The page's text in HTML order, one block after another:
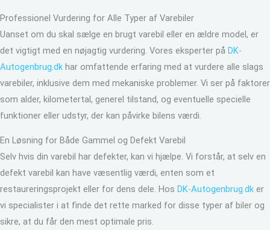
Professionel Vurdering for Alle Typer af Varebiler
Uanset om du skal sælge en brugt varebil eller en ældre model, er
det vigtigt med en nøjagtig vurdering. Vores eksperter på DK-
Autogenbrug.dk har omfattende erfaring med at vurdere alle slags
varebiler, inklusive dem med mekaniske problemer. Vi ser på faktorer
som alder, kilometertal, generel tilstand, og eventuelle specielle
funktioner eller udstyr, der kan påvirke bilens værdi.
En Løsning for Både Gammel og Defekt Varebil
Selv hvis din varebil har defekter, kan vi hjælpe. Vi forstår, at selv en
defekt varebil kan have væsentlig værdi, enten som et
restaureringsprojekt eller for dens dele. Hos DK-Autogenbrug.dk er
vi specialister i at finde det rette marked for disse typer af biler og
sikre, at du får den mest optimale pris.